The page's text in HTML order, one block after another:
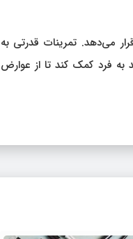
می‌دهد. تمرینات قدرتی به
فرد کمک کند تا از عوارض